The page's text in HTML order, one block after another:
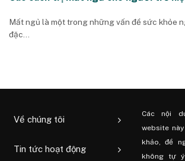
Mất ngủ là một trong những vấn đề sức khỏe
đặc...
Về chúng tôi
Tin tức hoạt động
Các nội
website
khảo, đề
không tự